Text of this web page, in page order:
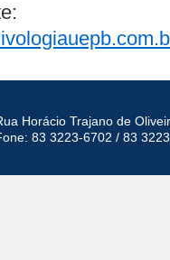
Horácio Trajano de
83 3223-6702 / 83